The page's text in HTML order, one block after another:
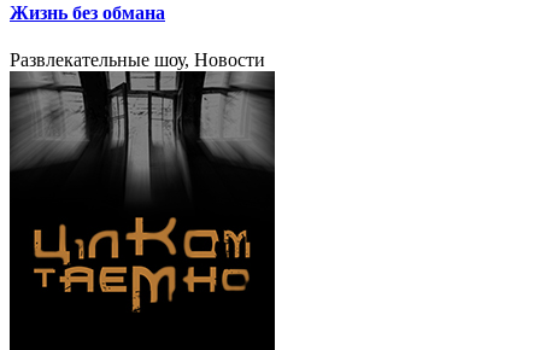
Жизнь без обмана
Развлекательные шоу, Новости